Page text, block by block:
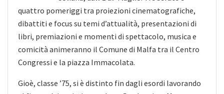
quattro pomeriggi tra proiezioni cinematografiche,
dibattiti e focus su temi d’attualità, presentazioni di
libri, premiazioni e momenti di spettacolo, musica e
comicità animeranno il Comune di Malfa tra il Centro
Congressi e la piazza Immacolata.
Gioè, classe ’75, si è distinto fin dagli esordi lavorando